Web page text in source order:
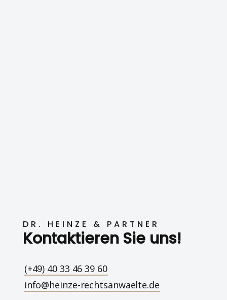
DR. HEINZE & PARTNER
Kontaktieren Sie uns!
(+49) 40 33 46 39 60
info@heinze-rechtsanwaelte.de